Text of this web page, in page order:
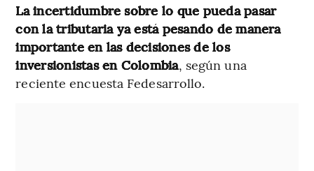
La incertidumbre sobre lo que pueda pasar
con la tributaria ya está pesando de manera
importante en las decisiones de los
inversionistas en Colombia, según una
reciente encuesta Fedesarrollo.